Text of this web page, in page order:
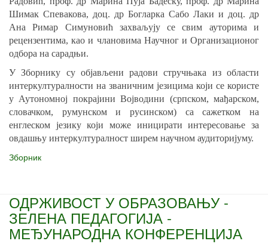
Шимак Спевакова, доц. др Богларка Сабо Лаки и доц. др
Ана Римар Симуновић захваљују се свим ауторима и
рецензентима, као и члановима Научног и Организационог
одбора на сарадњи.
У Зборнику су објављени радови стручњака из области
интеркултуралности на званичним језицима који се користе
у Аутономној покрајини Војводини (српском, мађарском,
словачком, румунском и русинском) са сажетком на
енглеском језику који може иницирати интересовање за
овдашњу интеркултуралност ширем научном аудиторијуму.
Зборник
ОДРЖИВОСТ У ОБРАЗОВАЊУ -
ЗЕЛЕНА ПЕДАГОГИЈА -
МЕЂУНАРОДНА КОНФЕРЕНЦИЈА